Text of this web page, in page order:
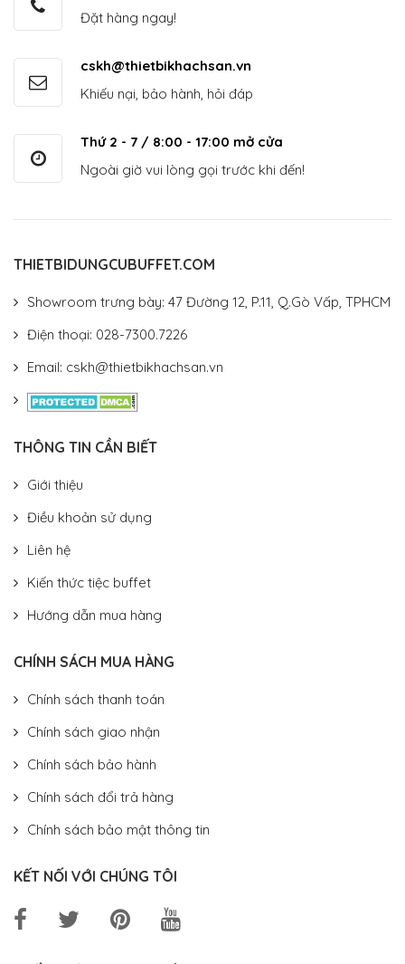
Đặt hàng ngay!
cskh@thietbikhachsan.vn
Khiếu nại, bảo hành, hỏi đáp
Thứ 2 - 7 / 8:00 - 17:00 mở cửa
Ngoài giờ vui lòng gọi trước khi đến!
THIETBIDUNGCUBUFFET.COM
Showroom trưng bày: 47 Đường 12, P.11, Q.Gò Vấp, TPHCM
Điện thoại: 028-7300.7226
Email: cskh@thietbikhachsan.vn
THÔNG TIN CẦN BIẾT
Giới thiệu
Điều khoản sử dụng
Liên hệ
Kiến thức tiệc buffet
Hướng dẫn mua hàng
CHÍNH SÁCH MUA HÀNG
Chính sách thanh toán
Chính sách giao nhận
Chính sách bảo hành
Chính sách đổi trả hàng
Chính sách bảo mật thông tin
KẾT NỐI VỚI CHÚNG TÔI